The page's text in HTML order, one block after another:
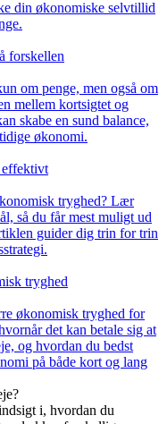
din økonomiske selvtillid
forskellen
om penge, men også om
mellem kortsigtet og
skabe en sund balance,
økonomi.
effektivt
tryghed? Lær
så du får mest muligt ud
guider dig trin for trin
tryghed
økonomisk tryghed for
det kan betale sig at
og hvordan du bedst
på både kort og lang
i, hvordan du